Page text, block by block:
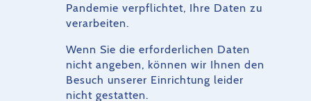
Pandemie verpflichtet, Ihre Daten zu
verarbeiten.
Wenn Sie die erforderlichen Daten
nicht angeben, können wir Ihnen den
Besuch unserer Einrichtung leider
nicht gestatten.